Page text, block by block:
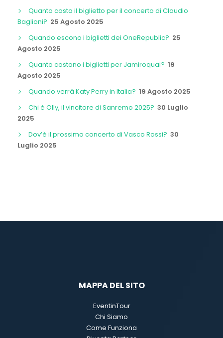
Quanto costa il biglietto per il concerto di Claudio
Baglioni? 25 Agosto 2025
Quando escono i biglietti dei OneRepublic? 25
Agosto 2025
Quanto costano i biglietti per Jamiroquai? 19
Agosto 2025
Quando verrà Katy Perry in Italia? 19 Agosto 2025
Chi è Olly, il vincitore di Sanremo 2025? 30 Luglio
2025
Dov’è il prossimo concerto di Vasco Rossi? 30
Luglio 2025
MAPPA DEL SITO
EventinTour
Chi Siamo
Come Funziona